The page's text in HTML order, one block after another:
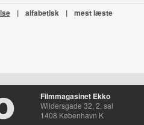
| alfabetisk | mest læste
Filmmagasinet Ekko
Wildersgade 32, 2. sal
1408 København K